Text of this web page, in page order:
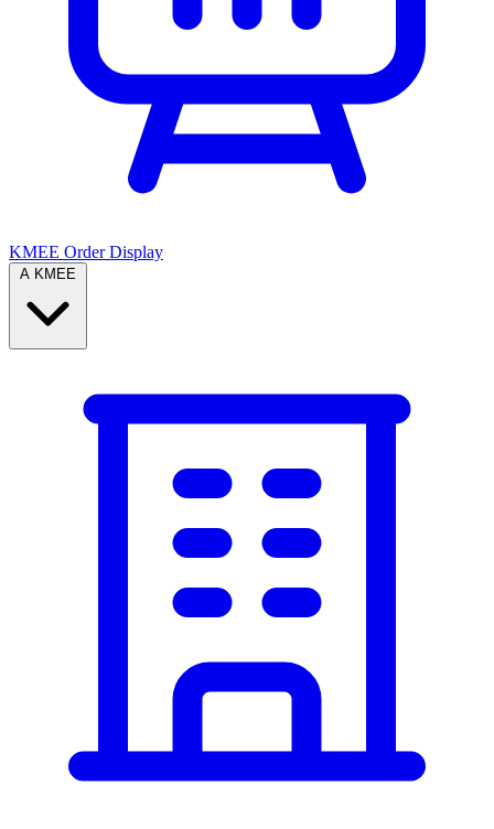
KMEE Order Display